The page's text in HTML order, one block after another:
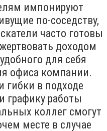
импонируют
по-соседству,
часто готовы
доходом
для себя
офиса компании.
гибки в подходе
графику работы
коллег смогут
месте в случае